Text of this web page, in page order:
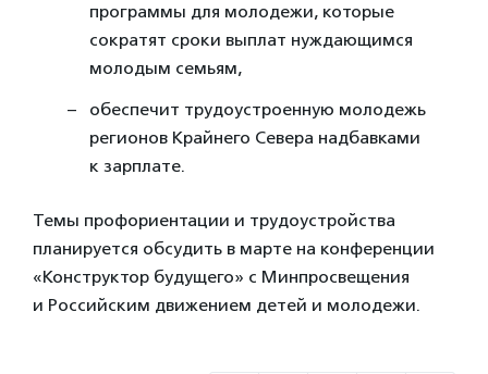
программы для молодежи, которые
сократят сроки выплат нуждающимся
молодым семьям,
обеспечит трудоустроенную молодежь
регионов Крайнего Севера надбавками
к зарплате.
Темы профориентации и трудоустройства
планируется обсудить в марте на конференции
«Конструктор будущего» с Минпросвещения
и Российским движением детей и молодежи.